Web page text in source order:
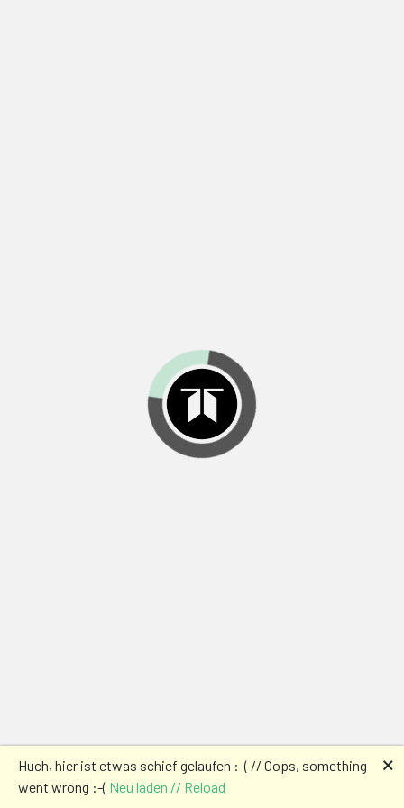
Huch, hier ist etwas schief gelaufen :-( // Oops, something
went wrong :-( Neu laden // Reload
🗙